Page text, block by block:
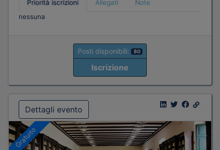
Priorità iscrizioni Allegati
Note
nessuna
Posti disponibili: 80
Iscrizione
Dettagli evento
Gratuito